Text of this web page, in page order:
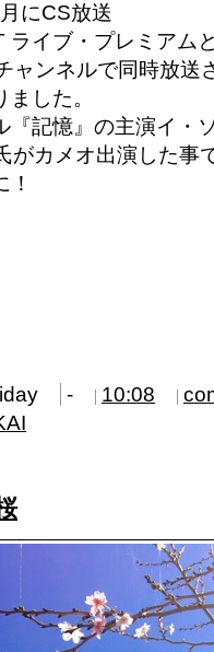
にCS放送
ライブ・プレミアム
ャンネルで同時放送
した。
『記憶』の主演イ・
がカメオ出演した事
- 10:08